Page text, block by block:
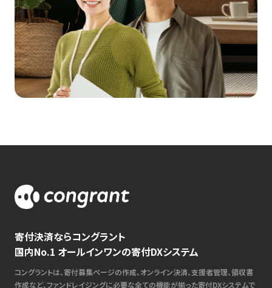
寄付決済ならコングラント
国内No.1 オールインワンの寄付DXシステム
コングラントは、寄付募集ページの作成、オンライン決済、支援者管理、領収書
作成など、ファンドレイジングに必要な全ての機能が揃った寄付DXシステムで